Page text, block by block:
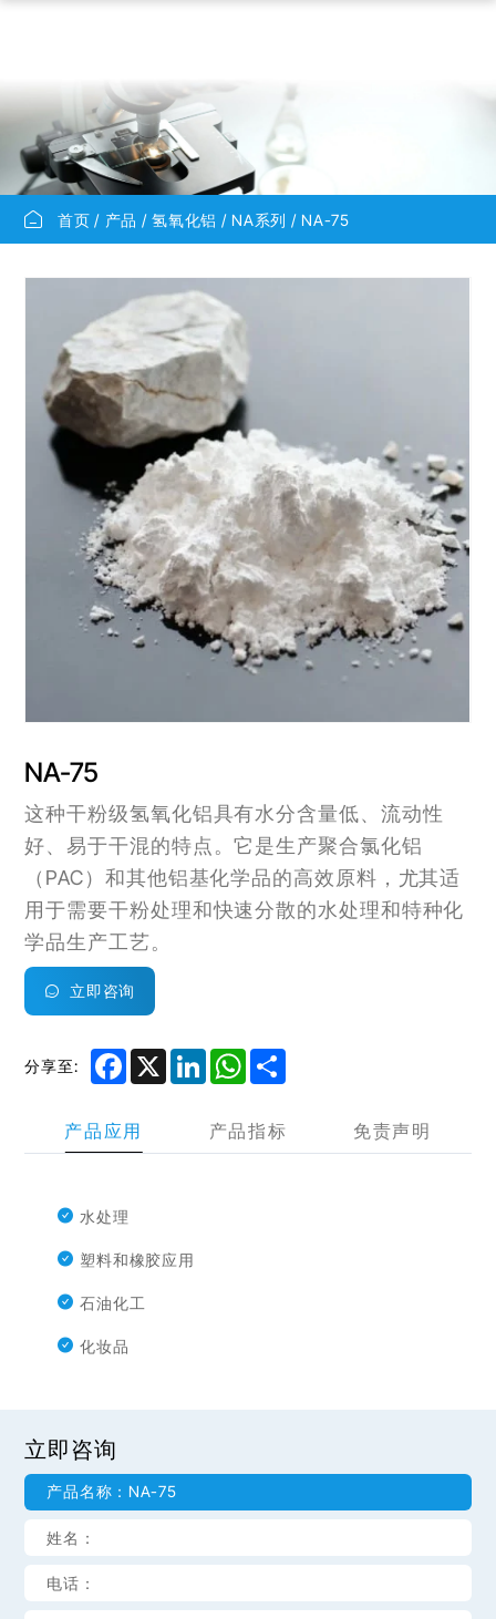
首页 产品 氢氧化铝 NA系列 NA-75
NA-75
这种干粉级氢氧化铝具有水分含量低、流动性
好、易于干混的特点。它是生产聚合氯化铝
（PAC）和其他铝基化学品的高效原料，尤其适
用于需要干粉处理和快速分散的水处理和特种化
学品生产工艺。
立即咨询
分享至: Facebook
X LinkedInWhatsApp
产品应用 产品指标 免责声明
水处理
塑料和橡胶应用
石油化工
化妆品
立即咨询